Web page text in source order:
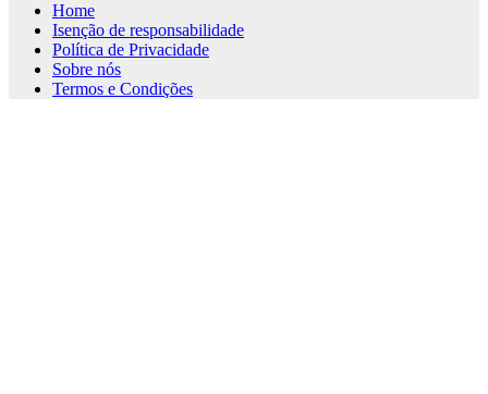
Home
Isenção de responsabilidade
Política de Privacidade
Sobre nós
Termos e Condições